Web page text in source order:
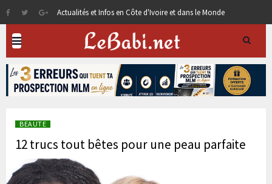
Actualités et Infos en Côte d'Ivoire et dans le Monde
BEAUTE
12 trucs tout bêtes pour une peau parfaite